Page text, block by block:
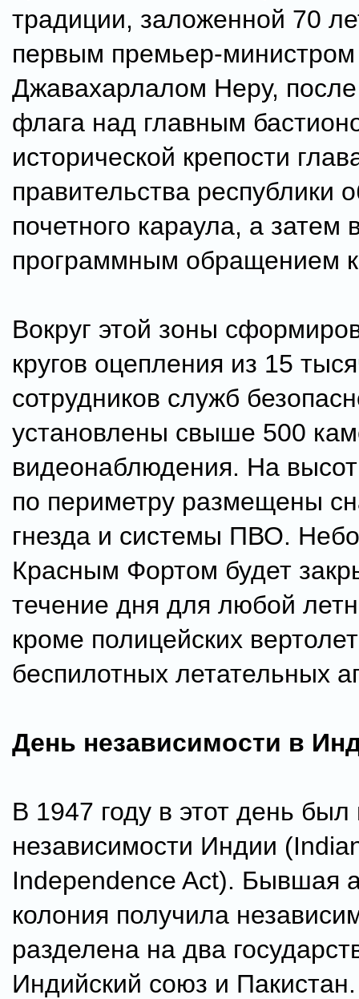
традиции, заложенной 70
первым премьер-министром
Джавахарлалом Неру,
флага над главным
исторической крепости
правительства республики
почетного караула, а затем
программным обращением
Вокруг этой зоны
кругов оцепления из 15
сотрудников служб
установлены свыше 500
видеонаблюдения. На
по периметру размещены
гнезда и системы ПВО.
Красным Фортом будет
течение дня для любой
кроме полицейских
беспилотных летательных
День независимости в
В 1947 году в этот день был
независимости Индии
Independence Act). Бывшая
колония получила
разделена на два
Индийский союз и Пакистан.